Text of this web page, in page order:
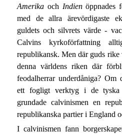
Amerikaoch Indienöppnades
med de allra ärevördigaste
guldets och silvrets värde -
Calvins kyrkoförfattning
republikansk. Men där guds
denna världens riken där
feodalherrar underdåniga? Om
ett fogligt verktyg i de tyska
grundade calvinismen en
republikanska partier i England
I calvinismen fann